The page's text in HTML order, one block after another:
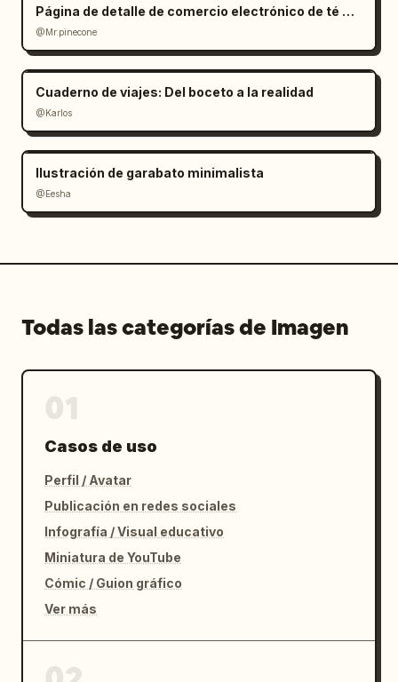
Página de detalle de comercio electrónico de té Oolong estilo Zen
@Mr.pinecone
Cuaderno de viajes: Del boceto a la realidad
@Karlos
Ilustración de garabato minimalista
@Eesha
Todas las categorías de Imagen
Casos de uso
Perfil / Avatar
Publicación en redes sociales
Infografía / Visual educativo
Miniatura de YouTube
Cómic / Guion gráfico
Ver más